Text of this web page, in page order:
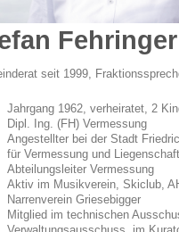
Fehringer
seit 1999,
Jahrgang 1962, verheiratet, 2
Dipl. Ing. (FH) Vermessung
Angestellter bei der Stadt
für Vermessung und
Abteilungsleiter Vermessung
Aktiv im Musikverein, Skiclub,
Narrenverein Griesebigger
Mitglied im technischen